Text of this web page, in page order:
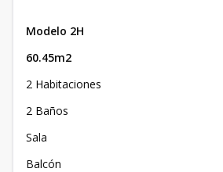
Modelo 2H
60.45m2
2 Habitaciones
2 Baños
Sala
Balcón